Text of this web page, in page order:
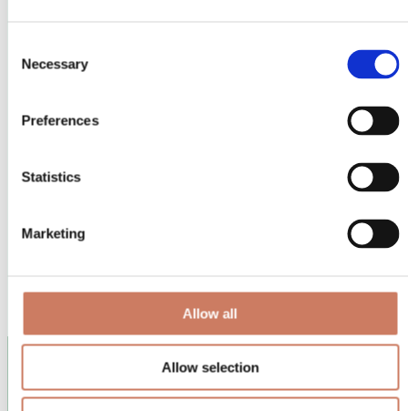
Selection
Necessary
Preferences
Statistics
Marketing
Allow all
Allow selection
Din første hele måned hos yum
359,-
Prøv ubegrænset yoga og find de hold, der passer ind i
10% i yum caféen, imens dit medlemsskab er aktivt.